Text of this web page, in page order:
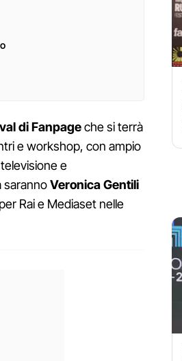
di Fanpageche si terrà
e workshop, con ampio
e
sarannoVeronica Gentili
Rai e Mediaset nelle